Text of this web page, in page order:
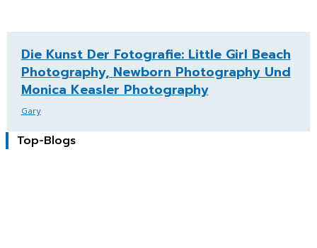
Die Kunst Der Fotografie: Little Girl Beach
Photography, Newborn Photography Und
Monica Keasler Photography
Gary
Top-Blogs